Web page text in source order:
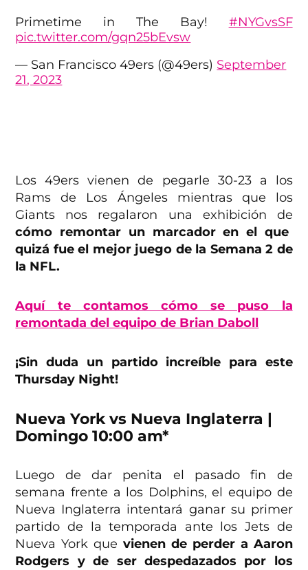
Primetime in The Bay! #NYGvsSF
pic.twitter.com/gqn25bEvsw
— San Francisco 49ers (@49ers) September
21, 2023
Los 49ers vienen de pegarle 30-23 a los
Rams de Los Ángeles mientras que los
Giants nos regalaron una exhibición de
cómo remontar un marcador en el que
quizá fue el mejor juego de la Semana 2 de
la NFL.
Aquí te contamos cómo se puso la
remontada del equipo de Brian Daboll
¡Sin duda un partido increíble para este
Thursday Night!
Nueva York vs Nueva Inglaterra |
Domingo 10:00 am*
Luego de dar penita el pasado fin de
semana frente a los Dolphins, el equipo de
Nueva Inglaterra intentará ganar su primer
partido de la temporada ante los Jets de
Nueva York quevienen de perder a Aaron
Rodgers y de ser despedazados por los